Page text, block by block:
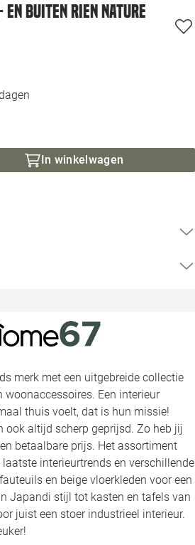
buiten Rien nature
In winkelwagen
merk met een uitgebreide collectie
woonaccessoires. Een interieur
thuis voelt, dat is hun missie!
ook altijd scherp geprijsd. Zo heb jij
betaalbare prijs. Het assortiment
interieurtrends en verschillende
en beige vloerkleden voor een
Japandi stijl tot kasten en tafels van
juist een stoer industrieel interieur.